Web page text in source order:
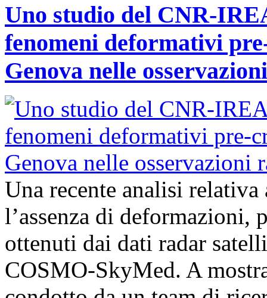
Uno studio del CNR-
fenomeni deformativi
Genova nelle
Una recente analisi
l’assenza di
ottenuti dai dati radar
COSMO-SkyMed. A